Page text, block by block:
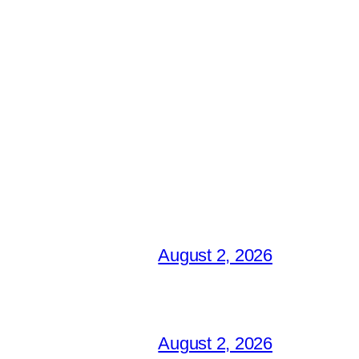
August 2, 2026
August 2, 2026